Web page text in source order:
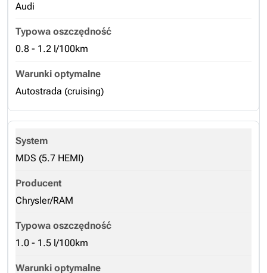
Audi
0.8 - 1.2 l/100km
Autostrada (cruising)
MDS (5.7 HEMI)
Chrysler/RAM
1.0 - 1.5 l/100km